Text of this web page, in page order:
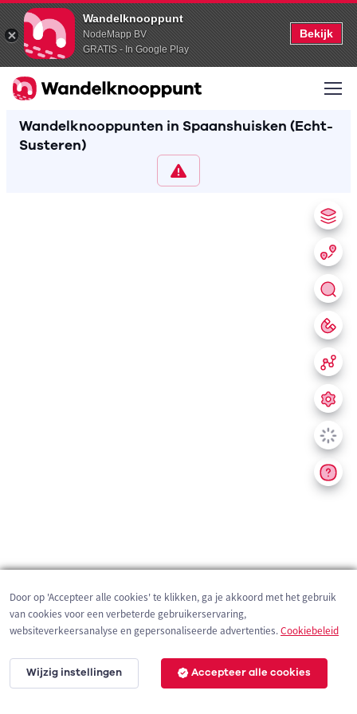
Wandelknooppunt
NodeMapp BV
GRATIS - In Google Play
Bekijk
Wandelknooppunten in Spaanshuisken (Echt-
Susteren)
200 m
Door op 'Accepteer alle cookies' te klikken, ga je akkoord met het gebruik
van cookies voor een verbeterde gebruikerservaring,
websiteverkeersanalyse en gepersonaliseerde advertenties.Cookiebeleid
Wijzig instellingen Accepteer alle cookies